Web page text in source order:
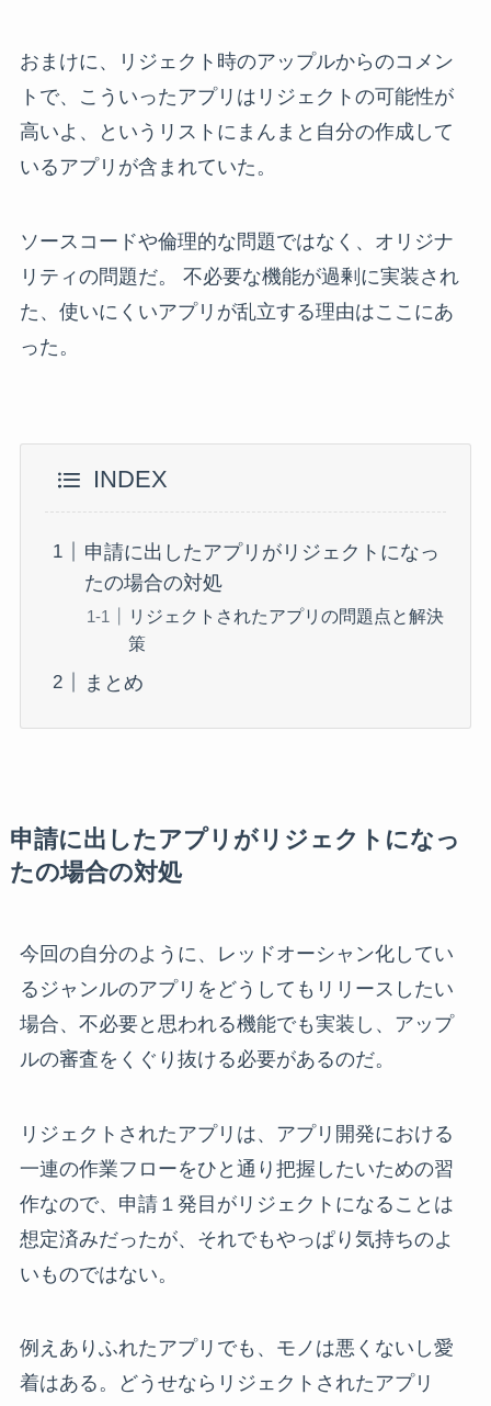
おまけに、リジェクト時のアップルからのコメン
トで、こういったアプリはリジェクトの可能性が
高いよ、というリストにまんまと自分の作成して
いるアプリが含まれていた。
ソースコードや倫理的な問題ではなく、オリジナ
リティの問題だ。 不必要な機能が過剰に実装され
た、使いにくいアプリが乱立する理由はここにあ
った。
INDEX
申請に出したアプリがリジェクトになっ
たの場合の対処
リジェクトされたアプリの問題点と解決
策
まとめ
申請に出したアプリがリジェクトになっ
たの場合の対処
今回の自分のように、レッドオーシャン化してい
るジャンルのアプリをどうしてもリリースしたい
場合、不必要と思われる機能でも実装し、アップ
ルの審査をくぐり抜ける必要があるのだ。
リジェクトされたアプリは、アプリ開発における
一連の作業フローをひと通り把握したいための習
作なので、申請１発目がリジェクトになることは
想定済みだったが、それでもやっぱり気持ちのよ
いものではない。
例えありふれたアプリでも、モノは悪くないし愛
着はある。どうせならリジェクトされたアプリ